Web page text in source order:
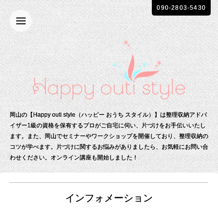
岡山の【Happy outi style（ハッピー おうち スタイル）】は整理収納アドバ
イザー1級の資格を保有するプロがご自宅に伺い、片づけをお手伝いいたし
ます。 また、岡山でセミナーやワークショップを開催しており、整理収納の
コツが学べます。 片づけに関するお悩みがありましたら、お気軽にお問い合
わせください。 オンライン講座も開始しました！
090-2803-5430
インフォメーション